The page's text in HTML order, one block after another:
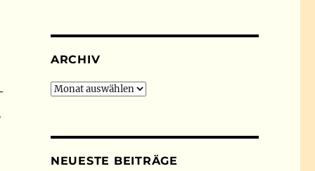
ARCHIV
Archiv
NEUESTE BEITRÄGE